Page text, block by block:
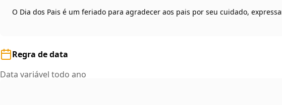
O Dia dos Pais é um feriado para agradecer aos pais por seu cuidado,
Regra de data
Data variável todo ano